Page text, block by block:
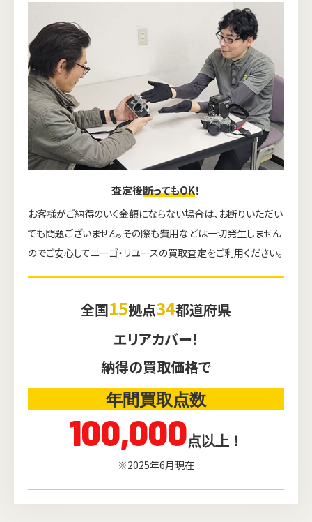
査定後断ってもOK！
お客様がご納得のいく金額にならない場合は、お断りいただい
ても問題ございません。その際も費用などは一切発生しません
のでご安心してニーゴ・リユースの買取査定をご利用ください。
全国15拠点34都道府県
エリアカバー！
納得の買取価格で
年間買取点数
100,000点以上！
※2025年6月現在